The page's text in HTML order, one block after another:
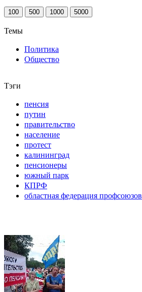
100 500 1000 5000
Темы
Политика
Общество
Тэги
пенсия
путин
правительство
население
протест
калининград
пенсионеры
южный парк
КПРФ
областная федерация профсоюзов